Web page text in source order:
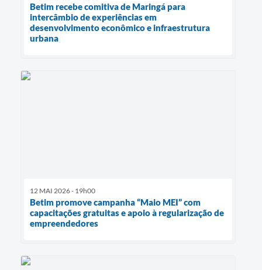
Betim recebe comitiva de Maringá para
intercâmbio de experiências em
desenvolvimento econômico e infraestrutura
urbana
12 MAI 2026 - 19h00
Betim promove campanha “Maio MEI” com
capacitações gratuitas e apoio à regularização de
empreendedores